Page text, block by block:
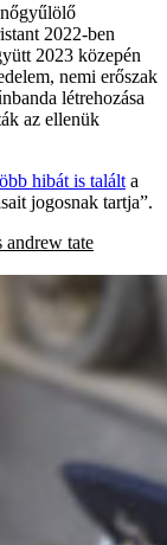
2022-ben
2023 közepén
nemi erőszak
létrehozása
az ellenük
hibát is talált a
jogosnak tartja”.
andrew tate